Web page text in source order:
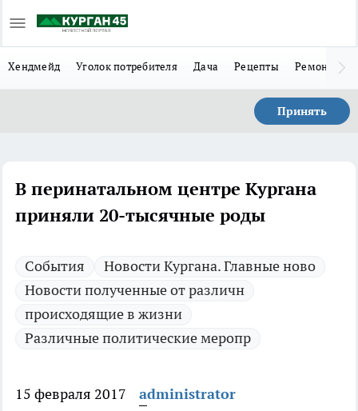
Хендмейд Уголок потребителя Дача Рецепты Ремонт
Принять
В перинатальном центре Кургана
приняли 20-тысячные роды
Cобытия
Новости Кургана. Главные ново
Новости полученные от различн
происходящие в жизни
Различные политические меропр
15 февраля 2017 administrator